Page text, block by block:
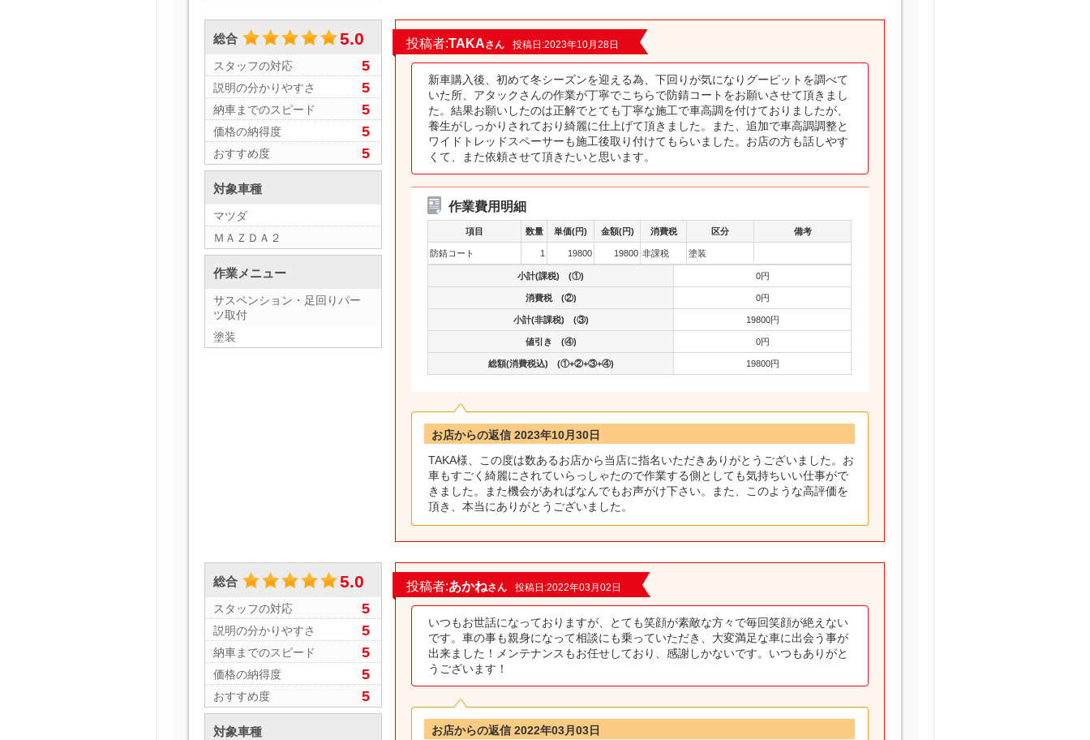
総合 5.0
スタッフの対応 5
説明の分かりやすさ 5
納車までのスピード 5
価格の納得度 5
おすすめ度 5
対象車種
マツダ
ＭＡＺＤＡ２
作業メニュー
サスペンション・足回りパー
ツ取付
塗装
投稿者:TAKAさん 投稿日:2023年10月28日
新車購入後、初めて冬シーズンを迎える為、下回りが気になりグーピットを調べて
いた所、アタックさんの作業が丁寧でこちらで防錆コートをお願いさせて頂きまし
た。結果お願いしたのは正解でとても丁寧な施工で車高調を付けておりましたが、
養生がしっかりされており綺麗に仕上げて頂きました。また、追加で車高調調整と
ワイドトレッドスペーサーも施工後取り付けてもらいました。お店の方も話しやす
くて、また依頼させて頂きたいと思います。
作業費用明細
項目 数量 単価(円) 金額(円) 消費税 区分 備考
防錆コート 1 19800 19800 非課税 塗装
小計(課税) (①) 0円
消費税 (②) 0円
小計(非課税) (③) 19800円
値引き (④) 0円
総額(消費税込) (①+②+③+④) 19800円
お店からの返信 2023年10月30日
TAKA様、この度は数あるお店から当店に指名いただきありがとうございました。お
車もすごく綺麗にされていらっしゃたので作業する側としても気持ちいい仕事がで
きました。また機会があればなんでもお声がけ下さい。また、このような高評価を
頂き、本当にありがとうございました。
総合 5.0
スタッフの対応 5
説明の分かりやすさ 5
納車までのスピード 5
価格の納得度 5
おすすめ度 5
対象車種
投稿者:あかねさん 投稿日:2022年03月02日
いつもお世話になっておりますが、とても笑顔が素敵な方々で毎回笑顔が絶えない
です。車の事も親身になって相談にも乗っていただき、大変満足な車に出会う事が
出来ました！メンテナンスもお任せしており、感謝しかないです。いつもありがと
うございます！
お店からの返信 2022年03月03日